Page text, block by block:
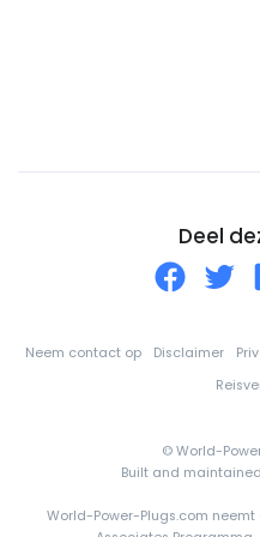
Djibouti
Ecuador
Deel
Neem contact op Disclaimer
© World-
Built and
World-Power-Plugs.com neemt